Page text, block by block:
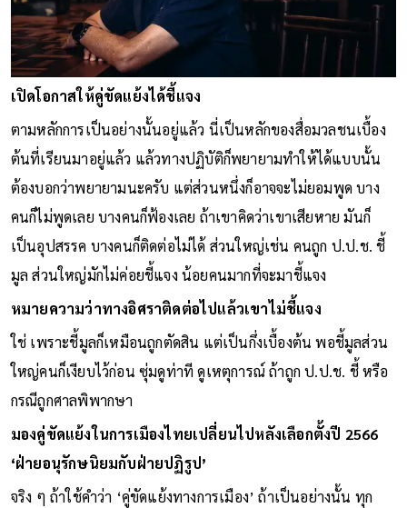
เปิดโอกาสให้คู่ขัดแย้งได้ชี้แจง
ตามหลักการเป็นอย่างนั้นอยู่แล้ว นี่เป็นหลักของสื่อมวลชนเบื้อง
ต้นที่เรียนมาอยู่แล้ว แล้วทางปฏิบัติก็พยายามทำให้ได้แบบนั้น
ต้องบอกว่าพยายามนะครับ แต่ส่วนหนึ่งก็อาจจะไม่ยอมพูด บาง
คนก็ไม่พูดเลย บางคนก็ฟ้องเลย ถ้าเขาคิดว่าเขาเสียหาย มันก็
เป็นอุปสรรค บางคนก็ติดต่อไม่ได้ ส่วนใหญ่เช่น คนถูก ป.ป.ช. ชี้
มูล ส่วนใหญ่มักไม่ค่อยชี้แจง น้อยคนมากที่จะมาชี้แจง
หมายความว่าทางอิศราติดต่อไปแล้วเขาไม่ชี้แจง
ใช่ เพราะชี้มูลก็เหมือนถูกตัดสิน แต่เป็นกึ่งเบื้องต้น พอชี้มูลส่วน
ใหญ่คนก็เงียบไว้ก่อน ซุ่มดูท่าที ดูเหตุการณ์ ถ้าถูก ป.ป.ช. ชี้ หรือ
กรณีถูกศาลพิพากษา
มองคู่ขัดแย้งในการเมืองไทยเปลี่ยนไปหลังเลือกตั้งปี 2566
‘ฝ่ายอนุรักษนิยมกับฝ่ายปฏิรูป’
จริง ๆ ถ้าใช้คำว่า ‘คู่ขัดแย้งทางการเมือง’ ถ้าเป็นอย่างนั้น ทุก